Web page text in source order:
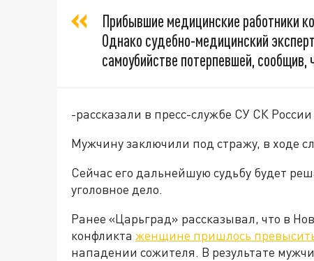
Прибывшие медицинские работники
Однако судебно-медицинский
самоубийстве потерпевшей,
-рассказали в пресс-службе СУ СК
Мужчину заключили под стражу, в ходе
Сейчас его дальнейшую судьбу будет
уголовное дело.
Ранее «Царьград» рассказывал, что в
конфликта женщине пришлось
нападении сожителя. В результате